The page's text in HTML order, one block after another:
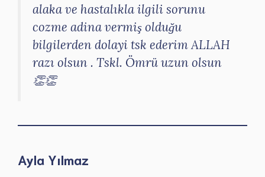
alaka ve hastalıkla ilgili sorunu
cozme adina vermiş olduğu
bilgilerden dolayi tsk ederim ALLAH
razı olsun . Tskl. Ömrü uzun olsun
👏👏
Ayla Yılmaz